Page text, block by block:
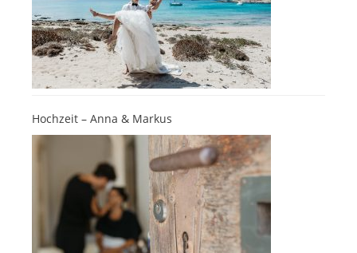
Hochzeit – Anna & Markus